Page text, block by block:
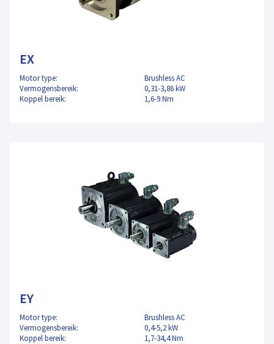
EX
Motor type:
Brushless AC
Vermogensbereik:
0,31-3,86 kW
Koppel bereik:
1,6-9 Nm
EY
Motor type:
Brushless AC
Vermogensbereik:
0,4-5,2 kW
Koppel bereik:
1,7-34,4 Nm